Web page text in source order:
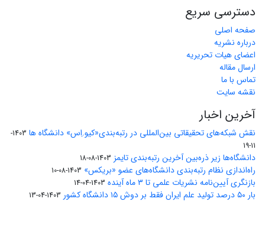
دسترسی سریع
صفحه اصلی
درباره نشریه
اعضای هیات تحریریه
ارسال مقاله
تماس با ما
نقشه سایت
آخرین اخبار
نقش شبکه‌های تحقیقاتی بین‌المللی در رتبه‌بندی«کیو.اِس» دانشگاه ها
1403-
11-19
دانشگاه‌ها زیر ذره‌بین آخرین رتبه‌بندی تایمز 1403-08-18
راه‌اندازی نظام رتبه‌بندی دانشگاه‌‌های عضو «بریکس» 1403-08-10
بازنگری آیین‌نامه نشریات علمی تا ۳ ماه آینده 1403-04-14
بار ۵۰ درصد تولید علم ایران فقط بر دوش ۱۵ دانشگاه کشور 1403-04-13